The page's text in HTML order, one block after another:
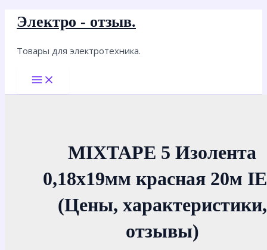
Перейти
содержимому
Электро - отзыв.
Товары для электротехника.
Main
Menu
MIXTAPE 5 Изолента
0,18х19мм красная 20м
(Цены, характеристики,
отзывы)